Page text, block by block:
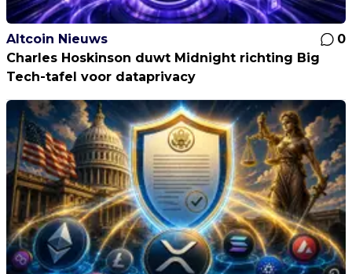
Altcoin Nieuws
0
Charles Hoskinson duwt Midnight richting Big
Tech-tafel voor dataprivacy